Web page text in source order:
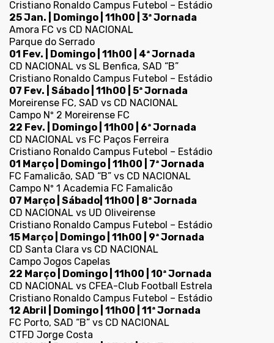
Cristiano Ronaldo Campus Futebol – Estádio
25 Jan. | Domingo | 11h00 | 3ª Jornada
Amora FC vs CD NACIONAL
Parque do Serrado
01 Fev. | Domingo | 11h00 | 4ª Jornada
CD NACIONAL vs SL Benfica, SAD “B”
Cristiano Ronaldo Campus Futebol – Estádio
07 Fev. | Sábado | 11h00 | 5ª Jornada
Moreirense FC, SAD vs CD NACIONAL
Campo Nº 2 Moreirense FC
22 Fev. | Domingo | 11h00 | 6ª Jornada
CD NACIONAL vs FC Paços Ferreira
Cristiano Ronaldo Campus Futebol – Estádio
01 Março | Domingo | 11h00 | 7ª Jornada
FC Famalicão, SAD “B” vs CD NACIONAL
Campo Nº 1 Academia FC Famalicão
07 Março | Sábado| 11h00 | 8ª Jornada
CD NACIONAL vs UD Oliveirense
Cristiano Ronaldo Campus Futebol – Estádio
15 Março | Domingo | 11h00 | 9ª Jornada
CD Santa Clara vs CD NACIONAL
Campo Jogos Capelas
22 Março | Domingo | 11h00 | 10ª Jornada
CD NACIONAL vs CFEA-Club Football Estrela
Cristiano Ronaldo Campus Futebol – Estádio
12 Abril | Domingo | 11h00 | 11ª Jornada
FC Porto, SAD “B” vs CD NACIONAL
CTFD Jorge Costa